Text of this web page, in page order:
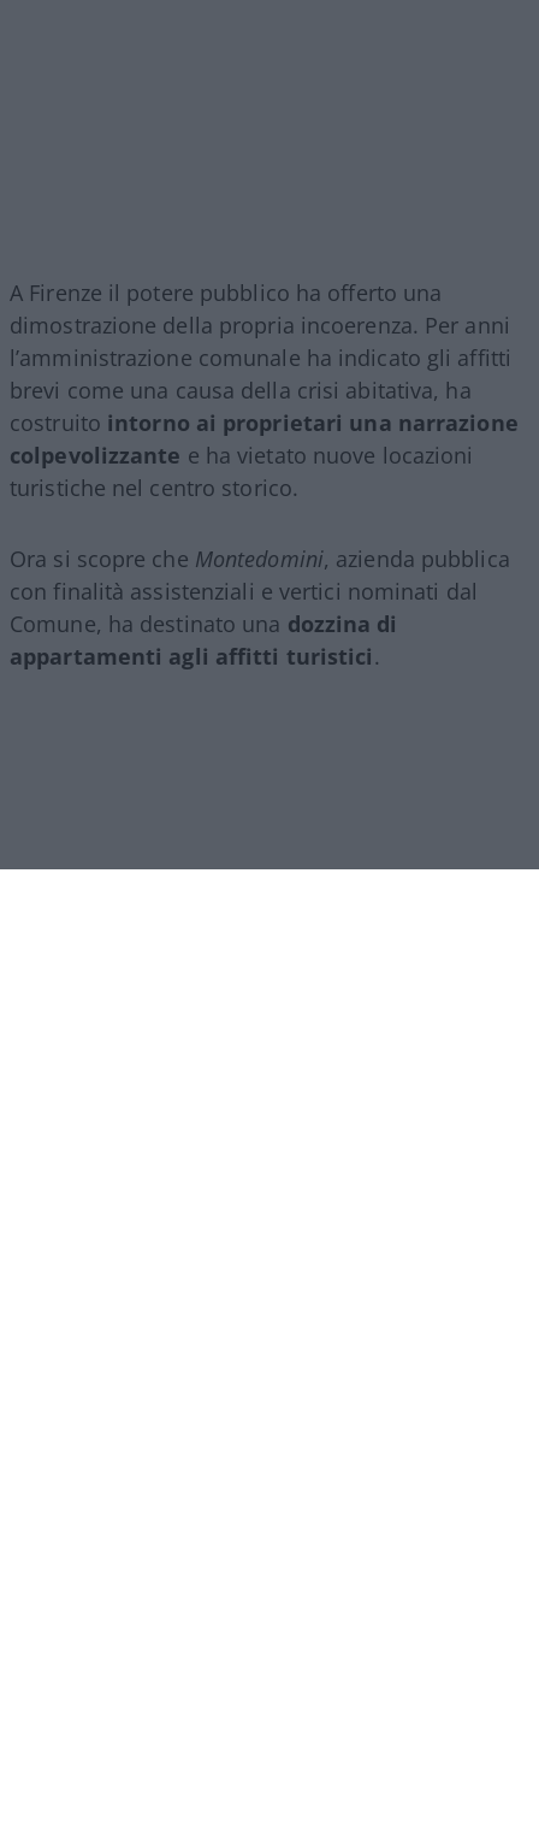
A Firenze il potere pubblico ha offerto una
dimostrazione della propria incoerenza. Per anni
l’amministrazione comunale ha indicato gli affitti
brevi come una causa della crisi abitativa, ha
costruito intorno ai proprietari una narrazione
colpevolizzante e ha vietato nuove locazioni
turistiche nel centro storico.
Ora si scopre che Montedomini, azienda pubblica
con finalità assistenziali e vertici nominati dal
Comune, ha destinato una dozzina di
appartamenti agli affitti turistici.